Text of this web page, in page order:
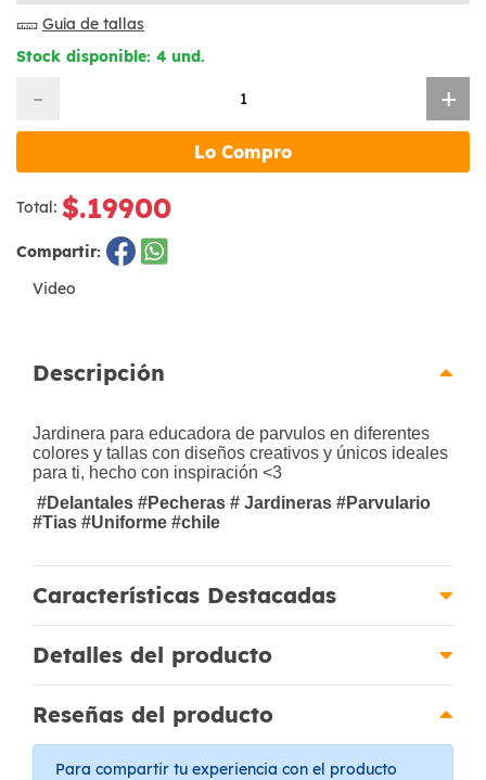
Guía de tallas
Stock disponible: 4 und.
+
-
Lo Compro
Total: $.19900
Compartir:
Video
Descripción
Jardinera para educadora de parvulos en diferentes
colores y tallas con diseños creativos y únicos ideales
para ti, hecho con inspiración <3
#Delantales #Pecheras # Jardineras #Parvulario
#Tias #Uniforme #chile
Características Destacadas
Detalles del producto
Reseñas del producto
Para compartir tu experiencia con el producto